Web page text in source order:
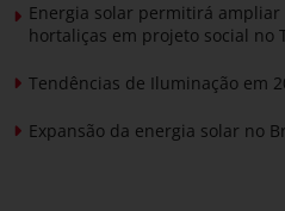
Energia solar permitirá ampliar
hortaliças em projeto social no
Tendências de Iluminação em
Expansão da energia solar no